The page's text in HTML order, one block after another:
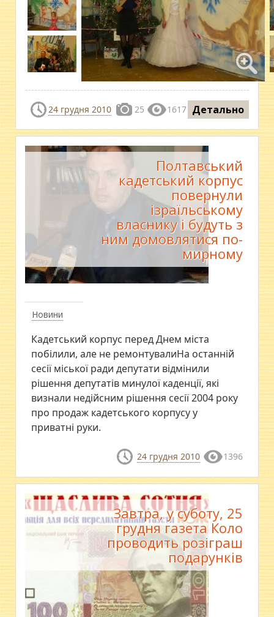
24 грудня 2010 25 1617 Детально
Новини
Полтавський
кадетський корпус
повернули
ізраїльському
власнику і будуть з
ним домовлятися по-
мирному
Кадетський корпус перед Днем міста
побілили, але не ремонтувалиНа останній
сесії міської ради депутати відмінили
рішення депутатів минулої каденції, які
визнали недійсним рішення сесії 2004 року
про продаж кадетського корпусу у
приватні руки.
24 грудня 2010 1396
Завтра, у суботу, 25
грудня газета Коло
проводить розіграш
подарунків